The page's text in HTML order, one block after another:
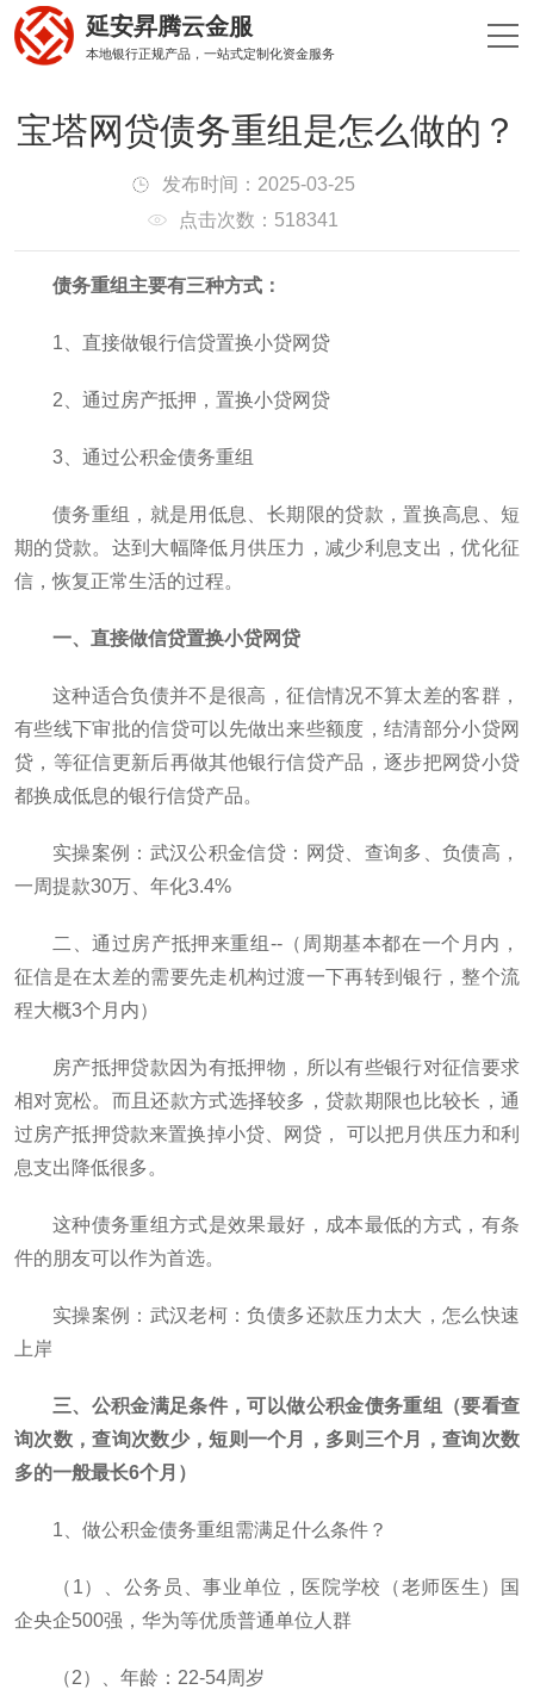
延安昇腾云金服
本地银行正规产品，一站式定制化资金服务
宝塔网贷债务重组是怎么做的？
发布时间：2025-03-25
点击次数：518341
债务重组主要有三种方式：
1、直接做银行信贷置换小贷网贷
2、通过房产抵押，置换小贷网贷
3、通过公积金债务重组
债务重组，就是用低息、长期限的贷款，置换高息、短
期的贷款。达到大幅降低月供压力，减少利息支出，优化征
信，恢复正常生活的过程。
一、直接做信贷置换小贷网贷
这种适合负债并不是很高，征信情况不算太差的客群，
有些线下审批的信贷可以先做出来些额度，结清部分小贷网
贷，等征信更新后再做其他银行信贷产品，逐步把网贷小贷
都换成低息的银行信贷产品。
实操案例：武汉公积金信贷：网贷、查询多、负债高，
一周提款30万、年化3.4%
二、通过房产抵押来重组--（周期基本都在一个月内，
征信是在太差的需要先走机构过渡一下再转到银行，整个流
程大概3个月内）
房产抵押贷款因为有抵押物，所以有些银行对征信要求
相对宽松。而且还款方式选择较多，贷款期限也比较长，通
过房产抵押贷款来置换掉小贷、网贷， 可以把月供压力和利
息支出降低很多。
这种债务重组方式是效果最好，成本最低的方式，有条
件的朋友可以作为首选。
实操案例：武汉老柯：负债多还款压力太大，怎么快速
上岸
三、公积金满足条件，可以做公积金债务重组（要看查
询次数，查询次数少，短则一个月，多则三个月，查询次数
多的一般最长6个月）
1、做公积金债务重组需满足什么条件？
（1）、公务员、事业单位，医院学校（老师医生）国
企央企500强，华为等优质普通单位人群
（2）、年龄：22-54周岁